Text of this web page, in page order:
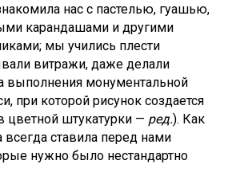
нас с пастелью, гуашью,
карандашами и другими
мы учились плести
витражи, даже делали
выполнения монументальной
при которой рисунок создается
цветной штукатурки — ред.). Как
всегда ставила перед нами
нужно было нестандартно